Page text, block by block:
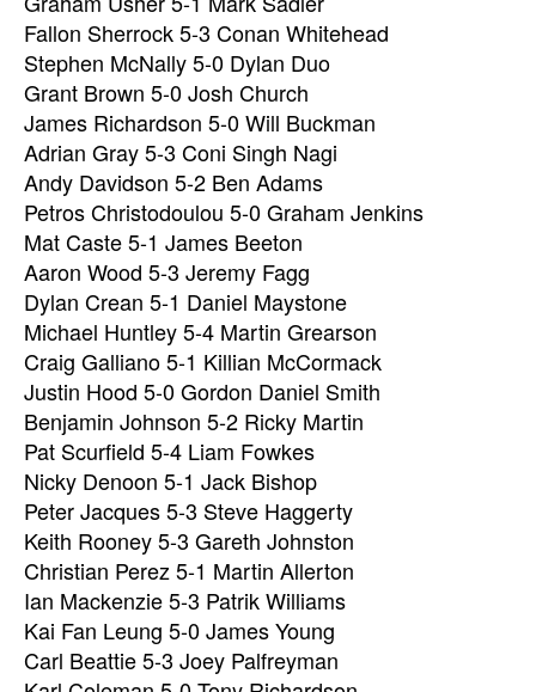
Fallon Sherrock 5-3 Conan Whitehead
Stephen McNally 5-0 Dylan Duo
Grant Brown 5-0 Josh Church
James Richardson 5-0 Will Buckman
Adrian Gray 5-3 Coni Singh Nagi
Andy Davidson 5-2 Ben Adams
Petros Christodoulou 5-0 Graham Jenkins
Mat Caste 5-1 James Beeton
Aaron Wood 5-3 Jeremy Fagg
Dylan Crean 5-1 Daniel Maystone
Michael Huntley 5-4 Martin Grearson
Craig Galliano 5-1 Killian McCormack
Justin Hood 5-0 Gordon Daniel Smith
Benjamin Johnson 5-2 Ricky Martin
Pat Scurfield 5-4 Liam Fowkes
Nicky Denoon 5-1 Jack Bishop
Peter Jacques 5-3 Steve Haggerty
Keith Rooney 5-3 Gareth Johnston
Christian Perez 5-1 Martin Allerton
Ian Mackenzie 5-3 Patrik Williams
Kai Fan Leung 5-0 James Young
Carl Beattie 5-3 Joey Palfreyman